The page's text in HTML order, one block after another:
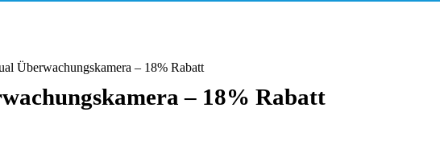
Überwachungskamera – 18% Rabatt
– 18% Rabatt